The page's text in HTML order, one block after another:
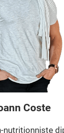
Coste
nutritionniste